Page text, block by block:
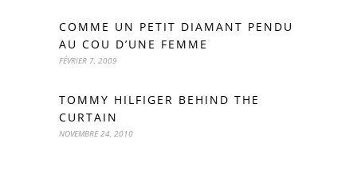
COMME UN PETIT DIAMANT PENDU
AU COU D’UNE FEMME
FÉVRIER 7, 2009
TOMMY HILFIGER BEHIND THE
CURTAIN
NOVEMBRE 24, 2010